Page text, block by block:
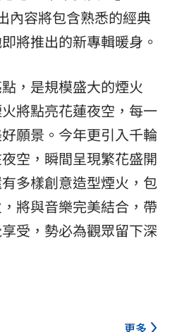
內容將包含熟悉的經典
將推出的新專輯暖身。
，是規模盛大的煙火
將點亮花蓮夜空，每一
願景。今年更引入千輪
空，瞬間呈現繁花盛開
多樣創意造型煙火，包
將與音樂完美結合，帶
受，勢必為觀眾留下深
更多